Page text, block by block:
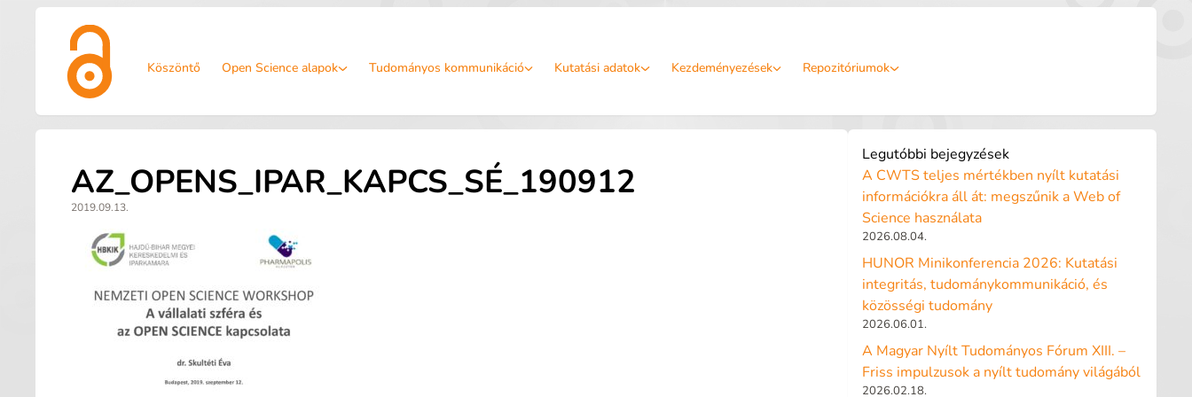
Köszöntő Open Science alapok Tudományos kommunikáció Kutatási adatok Kezdeményezések Repozitóriumok
AZ_OPENS_IPAR_KAPCS_SÉ_190912
2019.09.13.
Legutóbbi bejegyzések
A CWTS teljes mértékben nyílt kutatási
információkra áll át: megszűnik a Web of
Science használata
2026.08.04.
HUNOR Minikonferencia 2026: Kutatási
integritás, tudománykommunikáció, és
közösségi tudomány
2026.06.01.
A Magyar Nyílt Tudományos Fórum XIII. –
Friss impulzusok a nyílt tudomány világából
2026.02.18.